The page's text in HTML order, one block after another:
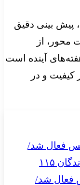
پیش بینی دقیق
محور، از
آینده است
کیفیت و در
فعال شد/